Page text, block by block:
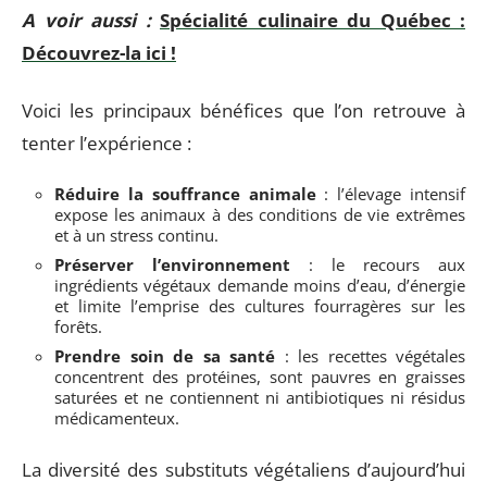
A voir aussi : Spécialité culinaire du Québec :
Découvrez-la ici !
Voici les principaux bénéfices que l’on retrouve à
tenter l’expérience :
Réduire la souffrance animale: l’élevage intensif
expose les animaux à des conditions de vie extrêmes
et à un stress continu.
Préserver l’environnement : le recours aux
ingrédients végétaux demande moins d’eau, d’énergie
et limite l’emprise des cultures fourragères sur les
forêts.
Prendre soin de sa santé : les recettes végétales
concentrent des protéines, sont pauvres en graisses
saturées et ne contiennent ni antibiotiques ni résidus
médicamenteux.
La diversité des substituts végétaliens d’aujourd’hui